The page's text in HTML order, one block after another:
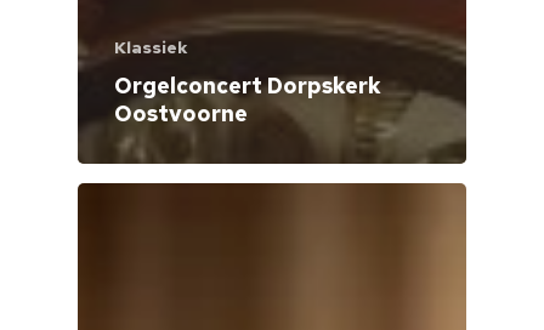
Klassiek
Orgelconcert Dorpskerk
Oostvoorne